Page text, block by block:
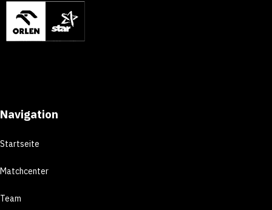
Navigation
Startseite
Matchcenter
Team